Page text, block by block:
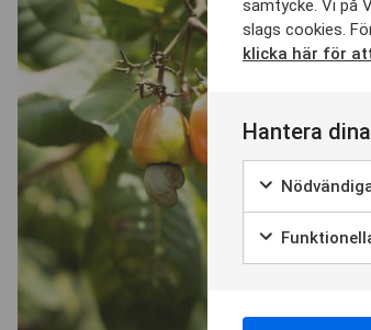
samtycke. Vi på
slags cookies.
klicka här för
Hantera